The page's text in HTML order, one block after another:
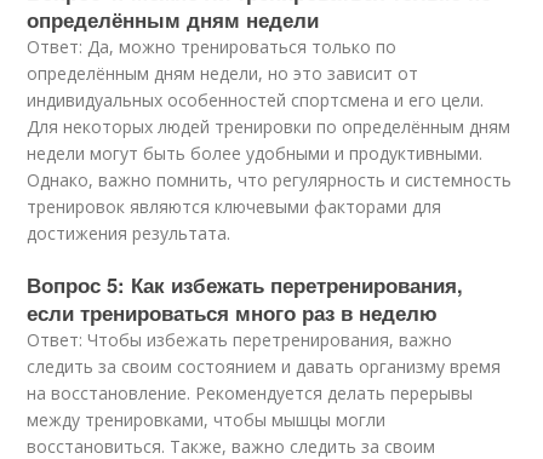
определённым дням недели
Ответ: Да, можно тренироваться только по
определённым дням недели, но это зависит от
индивидуальных особенностей спортсмена и его цели.
Для некоторых людей тренировки по определённым дням
недели могут быть более удобными и продуктивными.
Однако, важно помнить, что регулярность и системность
тренировок являются ключевыми факторами для
достижения результата.
Вопрос 5: Как избежать перетренирования,
если тренироваться много раз в неделю
Ответ: Чтобы избежать перетренирования, важно
следить за своим состоянием и давать организму время
на восстановление. Рекомендуется делать перерывы
между тренировками, чтобы мышцы могли
восстановиться. Также, важно следить за своим